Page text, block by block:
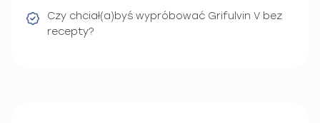
Czy chciał(a)byś wypróbować Grifulvin V bez
recepty?